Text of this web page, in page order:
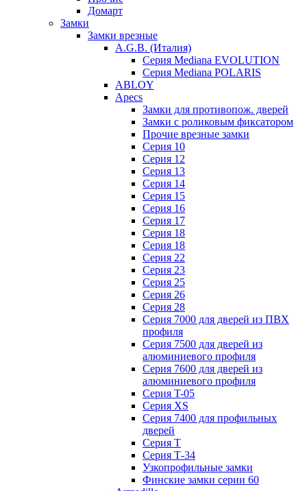
Домарт
Замки
Замки врезные
A.G.B. (Италия)
Серия Mediana EVOLUTION
Серия Mediana POLARIS
ABLOY
Apecs
Замки для противопож. дверей
Замки с роликовым фиксатором
Прочие врезные замки
Серия 10
Серия 12
Серия 13
Серия 14
Серия 15
Серия 16
Серия 17
Серия 18
Серия 18
Серия 22
Серия 23
Серия 25
Серия 26
Серия 28
Серия 7000 для дверей из ПВХ
профиля
Серия 7500 для дверей из
алюминиевого профиля
Серия 7600 для дверей из
алюминиевого профиля
Серия T-05
Серия XS
Серия 7400 для профильных
дверей
Серия Т
Серия Т-34
Узкопрофильные замки
Финские замки серии 60